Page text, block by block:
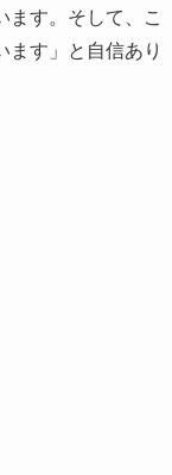
す。そして、こ
す」と自信あり